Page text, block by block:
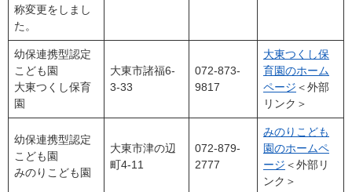
称変更をしまし
た。
幼保連携型認定
こども園
大東つくし保育
園
大東市諸福6-
3-33
072-873-
9817
大東つくし保
育園のホーム
ページ ＜外部
リンク＞
幼保連携型認定
こども園
みのりこども園
大東市津の辺
町4-11
072-879-
2777
みのりこども
園のホームペ
ージ ＜外部リ
ンク＞